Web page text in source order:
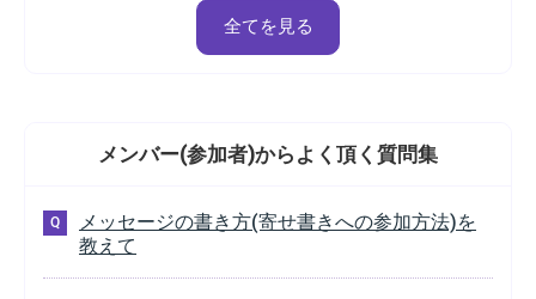
全てを見る
メンバー(参加者)から よく頂く質問集
メッセージの書き方(寄せ書きへの参加方法)を
教えて